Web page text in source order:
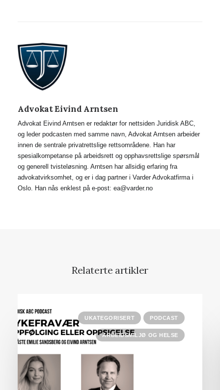
Advokat Eivind Arntsen
Advokat Eivind Arntsen er redaktør for nettsiden Juridisk ABC,
og leder podcasten med samme navn, Advokat Arntsen arbeider
innen de sentrale privatrettslige rettsområdene. Han har
spesialkompetanse på arbeidsrett og opphavsrettslige spørsmål
og generell tvisteløsning. Arntsen har allsidig erfaring fra
advokatvirksomhet, og er i dag partner i Varder Advokatfirma i
Oslo. Han nås enklest på e-post: ea@varder.no
Relaterte artikler
UKATEGORISERT PODCAST
ARBEIDSMILJØ OG HELSE